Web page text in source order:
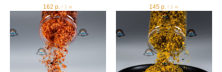
162 р. / 1 кг 145 р. / 1 кг